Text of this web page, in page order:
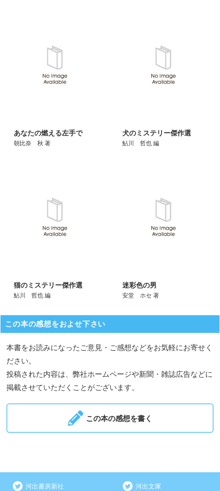
あなたの燃える左手で
朝比奈 秋 著
犬のミステリー傑作選
鮎川 哲也 編
猫のミステリー傑作選
鮎川 哲也 編
迷彩色の男
安堂 ホセ 著
この本の感想をおよせ下さい
本書をお読みになったご意見・ご感想などをお気軽にお寄せく
ださい。
投稿された内容は、弊社ホームページや新聞・雑誌広告などに
掲載させていただくことがございます。
この本の感想を書く
河出書房新社 河出文庫